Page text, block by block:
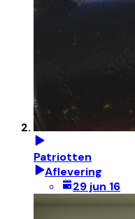
Patriotten
Aflevering
29 jun 16